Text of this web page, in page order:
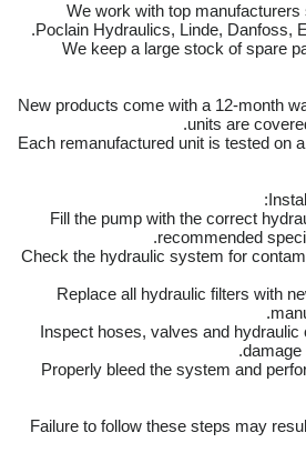
We work with top
Poclain Hydraulics, Linde, Danfoss,
We keep a large stock of spare
New products come with a 12-month
units are
Each remanufactured unit is tested on
– Fill the pump with the correct
recommended
– Check the hydraulic system for
– Replace all hydraulic filters with
– Inspect hoses, valves and
damage
– Properly bleed the system and
Failure to follow these steps may